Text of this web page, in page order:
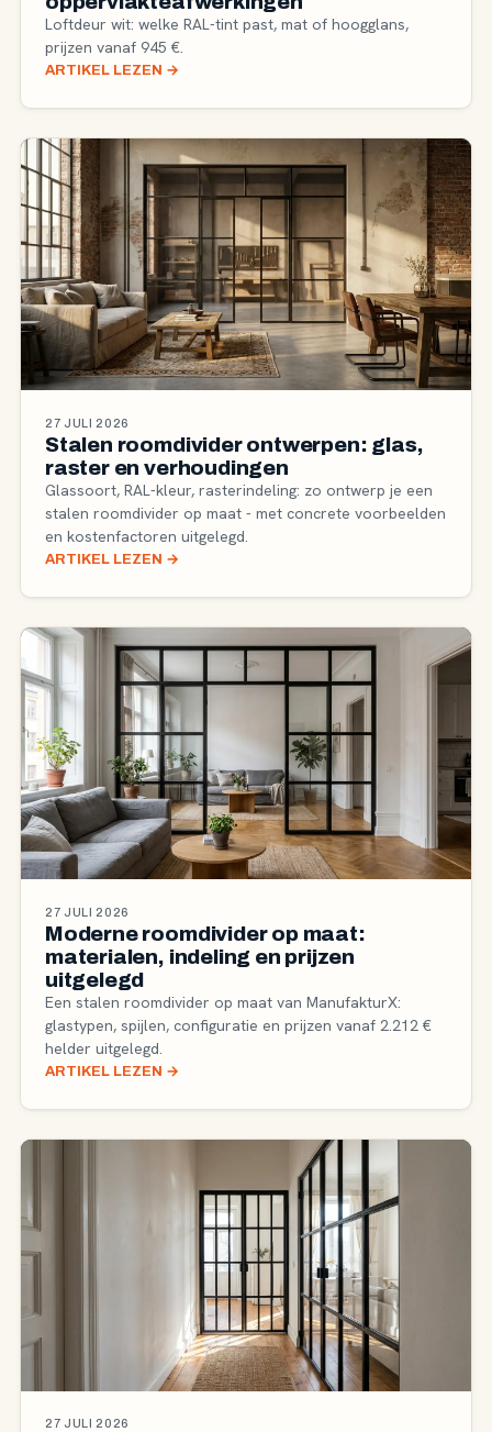
Loftdeur wit: welke RAL-tint past, mat of hoogglans,
prijzen vanaf 945 €.
ARTIKEL LEZEN →
27 JULI 2026
Stalen roomdivider ontwerpen: glas,
raster en verhoudingen
Glassoort, RAL-kleur, rasterindeling: zo ontwerp je een
stalen roomdivider op maat - met concrete voorbeelden
en kostenfactoren uitgelegd.
ARTIKEL LEZEN →
27 JULI 2026
Moderne roomdivider op maat:
materialen, indeling en prijzen
uitgelegd
Een stalen roomdivider op maat van ManufakturX:
glastypen, spijlen, configuratie en prijzen vanaf 2.212 €
helder uitgelegd.
ARTIKEL LEZEN →
27 JULI 2026